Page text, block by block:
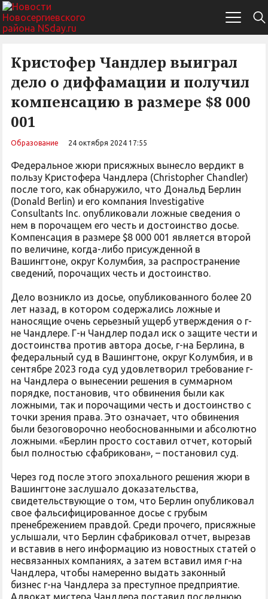
Кристофер Чандлер выиграл
дело о диффамации и получил
компенсацию в размере $8 000
001
Образование 24 октября 2024 17:55
Федеральное жюри присяжных вынесло вердикт в
пользу Кристофера Чандлера (Christopher Chandler)
после того, как обнаружило, что Дональд Берлин
(Donald Berlin) и его компания Investigative
Consultants Inc. опубликовали ложные сведения о
нем в порочащем его честь и достоинство досье.
Компенсация в размере $8 000 001 является второй
по величине, когда-либо присужденной в
Вашингтоне, округ Колумбия, за распространение
сведений, порочащих честь и достоинство.
Дело возникло из досье, опубликованного более 20
лет назад, в котором содержались ложные и
наносящие очень серьезный ущерб утверждения о г-
не Чандлере. Г-н Чандлер подал иск о защите чести и
достоинства против автора досье, г-на Берлина, в
федеральный суд в Вашингтоне, округ Колумбия, и в
сентябре 2023 года суд удовлетворил требование г-
на Чандлера о вынесении решения в суммарном
порядке, постановив, что обвинения были как
ложными, так и порочащими честь и достоинство с
точки зрения права. Это означает, что обвинения
были безоговорочно необоснованными и абсолютно
ложными. «Берлин просто составил отчет, который
был полностью сфабрикован», – постановил суд.
Через год после этого эпохального решения жюри в
Вашингтоне заслушало доказательства,
свидетельствующие о том, что Берлин опубликовал
свое фальсифицированное досье с грубым
пренебрежением правдой. Среди прочего, присяжные
услышали, что Берлин сфабриковал отчет, вырезав
и вставив в него информацию из новостных статей о
несвязанных компаниях, а затем вставил имя г-на
Чандлера, чтобы намеренно выдать законный
бизнес г-на Чандлера за преступное предприятие.
Адвокат мистера Чандлера поставил последнюю